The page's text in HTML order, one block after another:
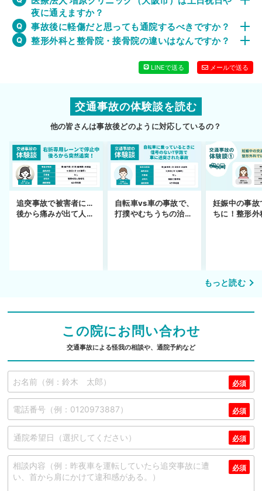
夜に通えますか？
事故後に軽傷だと思っても通院するべきですか？
整形外科と整骨院・接骨院の違いはなんですか？
LINEで送る メールで送る
交通事故の体験談を読む
他の皆さんは事故後どのように対応しているの？
追突事故で被害者に…
後から痛みが出て人身
自転車vs車の事故で、
打撲やむちうちの治療
妊娠中の事故
ちに！整形外
もっと読む
この院にお問い合わせ
交通事故による怪我の相談や、通院予約など